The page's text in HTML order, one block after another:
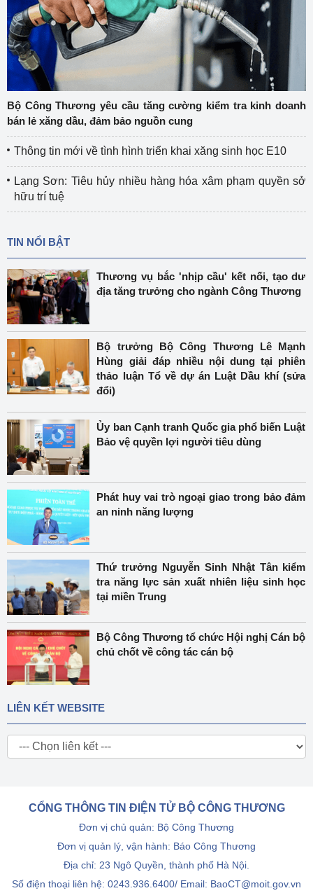
Bộ Công Thương yêu cầu tăng cường kiểm tra kinh doanh
bán lẻ xăng dầu, đảm bảo nguồn cung
Thông tin mới về tình hình triển khai xăng sinh học E10
Lạng Sơn: Tiêu hủy nhiều hàng hóa xâm phạm quyền sở
hữu trí tuệ
TIN NỔI BẬT
Thương vụ bắc 'nhịp cầu' kết nối, tạo dư
địa tăng trưởng cho ngành Công Thương
Bộ trưởng Bộ Công Thương Lê Mạnh
Hùng giải đáp nhiều nội dung tại phiên
thảo luận Tổ về dự án Luật Dầu khí (sửa
đổi)
Ủy ban Cạnh tranh Quốc gia phổ biến Luật
Bảo vệ quyền lợi người tiêu dùng
Phát huy vai trò ngoại giao trong bảo đảm
an ninh năng lượng
Thứ trưởng Nguyễn Sinh Nhật Tân kiểm
tra năng lực sản xuất nhiên liệu sinh học
tại miền Trung
Bộ Công Thương tổ chức Hội nghị Cán bộ
chủ chốt về công tác cán bộ
LIÊN KẾT WEBSITE
CỔNG THÔNG TIN ĐIỆN TỬ BỘ CÔNG THƯƠNG
Đơn vị chủ quản: Bộ Công Thương
Đơn vị quản lý, vận hành: Báo Công Thương
Địa chỉ: 23 Ngô Quyền, thành phố Hà Nội.
Số điện thoại liên hệ: 0243.936.6400/ Email: BaoCT@moit.gov.vn